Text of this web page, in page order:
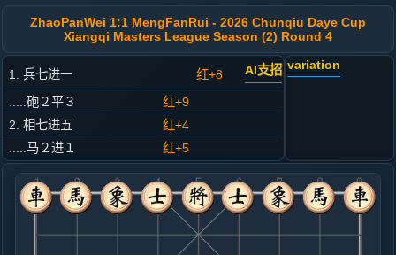
ZhaoPanWei 1:1 MengFanRui - 2026 Chunqiu Daye Cup
Xiangqi Masters League Season (2) Round 4
1. 兵七进一 红+8 AI支招
.....砲２平３
红+9
2. 相七进五
红+4
.....马２进１
红+5
3. 马八进七
红+1
.....车１平２
红+4
4. 马七进六
红+1
.....马８进７
红+2
variation